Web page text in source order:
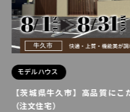
モデルハウス
【茨城県牛久市】高品質に
（注文住宅）